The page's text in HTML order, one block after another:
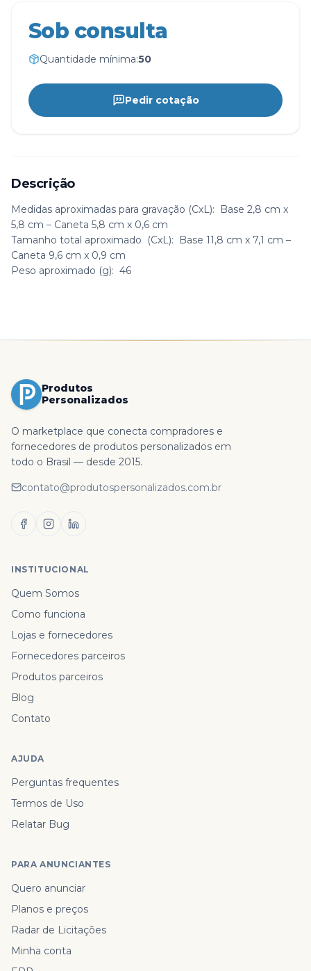
Sob consulta
Quantidade mínima:50
Pedir cotação
Descrição
Medidas aproximadas para gravação (CxL): Base 2,8 cm x
5,8 cm – Caneta 5,8 cm x 0,6 cm
Tamanho total aproximado
(CxL): Base 11,8 cm x 7,1 cm –
Caneta 9,6 cm x 0,9 cm
Peso aproximado (g): 46
Produtos
Personalizados
O marketplace que conecta compradores e
fornecedores de produtos personalizados em
todo o Brasil — desde 2015.
contato@produtospersonalizados.com.br
INSTITUCIONAL
Quem Somos
Como funciona
Lojas e fornecedores
Fornecedores parceiros
Produtos parceiros
Blog
Contato
AJUDA
Perguntas frequentes
Termos de Uso
Relatar Bug
PARA ANUNCIANTES
Quero anunciar
Planos e preços
Radar de Licitações
Minha conta